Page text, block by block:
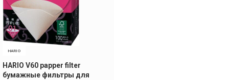
HARIO
HARIO V60 papper filter
бумажные фильтры для